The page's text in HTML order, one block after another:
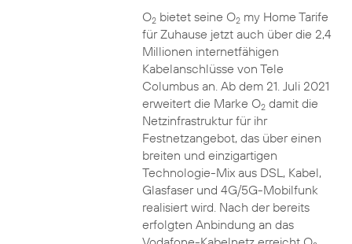
O2bietet seine O2my Home Tarife
für Zuhause jetzt auch über die 2,4
Millionen internetfähigen
Kabelanschlüsse von Tele
Columbus an. Ab dem 21. Juli 2021
erweitert die Marke O2damit die
Netzinfrastruktur für ihr
Festnetzangebot, das über einen
breiten und einzigartigen
Technologie-Mix aus DSL, Kabel,
Glasfaser und 4G/5G-Mobilfunk
realisiert wird. Nach der bereits
erfolgten Anbindung an das